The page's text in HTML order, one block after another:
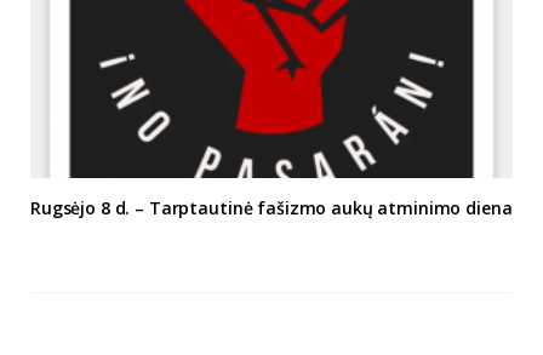
Rugsėjo 8 d. – Tarptautinė fašizmo aukų atminimo diena